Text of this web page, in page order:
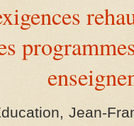
Jean-